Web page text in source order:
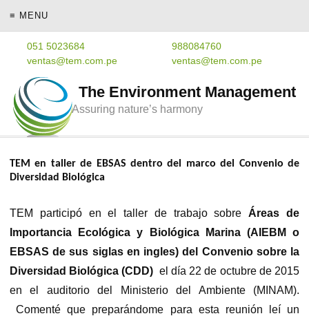
≡ MENU
051 5023684
988084760
ventas@tem.com.pe
ventas@tem.com.pe
The Environment Management
Assuring nature’s harmony
TEM en taller de EBSAS dentro del marco del Convenio de
Diversidad Biológica
TEM participó en el taller de trabajo sobreÁreas de
Importancia Ecológica y Biológica Marina (AIEBM o
EBSAS de sus siglas en ingles) del Convenio sobre la
Diversidad Biológica (CDD) el día 22 de octubre de 2015
en el auditorio del Ministerio del Ambiente (MINAM).
Comenté que preparándome para esta reunión leí un